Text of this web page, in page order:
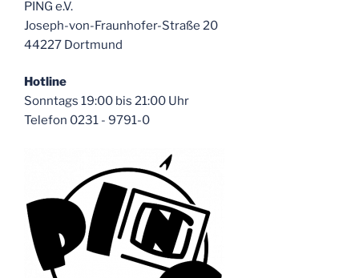
PING e.V.
Joseph-von-Fraunhofer-Straße 20
44227 Dortmund
Hotline
Sonntags 19:00 bis 21:00 Uhr
Telefon 0231 - 9791-0